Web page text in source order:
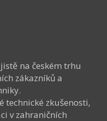
na českém trhu
zákazníků a
technické zkušenosti,
v zahraničních